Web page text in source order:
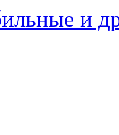
и